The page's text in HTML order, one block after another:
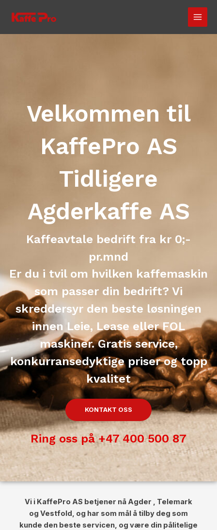
Velkommen til
KaffePro AS
Tidligere
Agderkaffe AS
Kaffeavtale bedrift fra kr 0;-
pr.mnd
Er du i tvil om hvilken kaffemaskin
som passer din bedrift? Vi
skreddersyr den beste løsningen
innen Leie, Lease eller FOL
maskiner. Gratis service,
konkurransedyktige priser og topp
kvalitet
KONTAKT OSS
Ring oss på +47 400 500 87
Vi i KaffePro AS betjener nå Agder , Telemark
og Vestfold, og har som mål å tilby deg som
kunde den beste servicen, og være din pålitelige